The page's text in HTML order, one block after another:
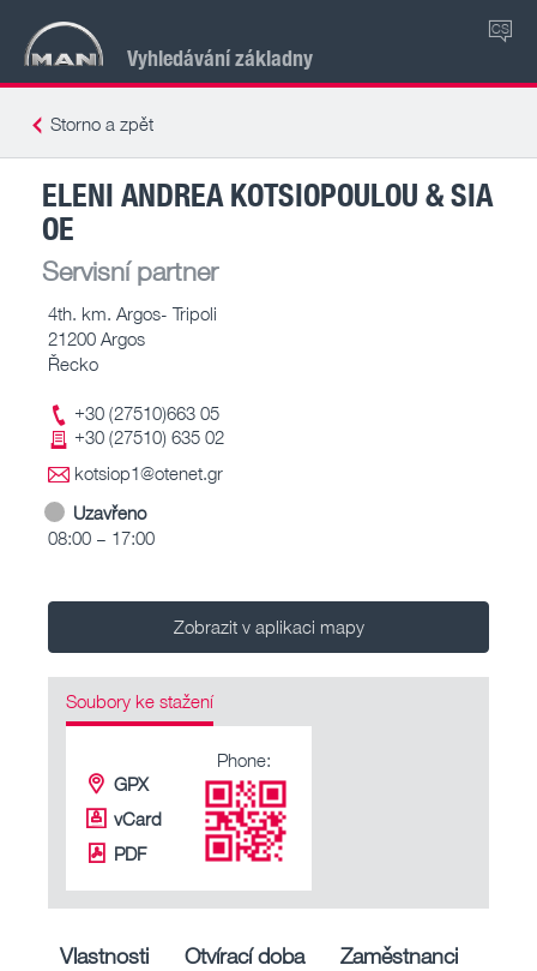
Vyhledávání základny
CS
Storno a zpět
ELENI ANDREA KOTSIOPOULOU & SIA
OE
Servisní partner
4th. km. Argos- Tripoli
21200 Argos
Řecko
+30 (27510)663 05
+30 (27510) 635 02
kotsiop1@otenet.gr
Uzavřeno
08:00 – 17:00
Zobrazit v aplikaci mapy
Soubory ke stažení
GPX
vCard
PDF
Phone:
Vlastnosti Otvírací doba Zaměstnanci